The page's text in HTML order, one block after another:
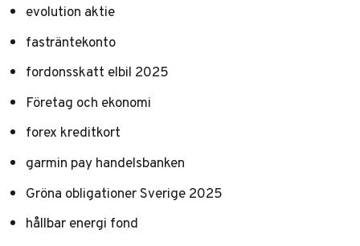
evolution aktie
fasträntekonto
fordonsskatt elbil 2025
Företag och ekonomi
forex kreditkort
garmin pay handelsbanken
Gröna obligationer Sverige 2025
hållbar energi fond